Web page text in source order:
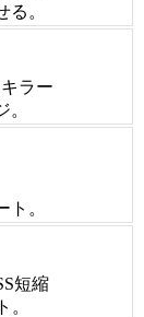
。
ラー
。
短縮
。